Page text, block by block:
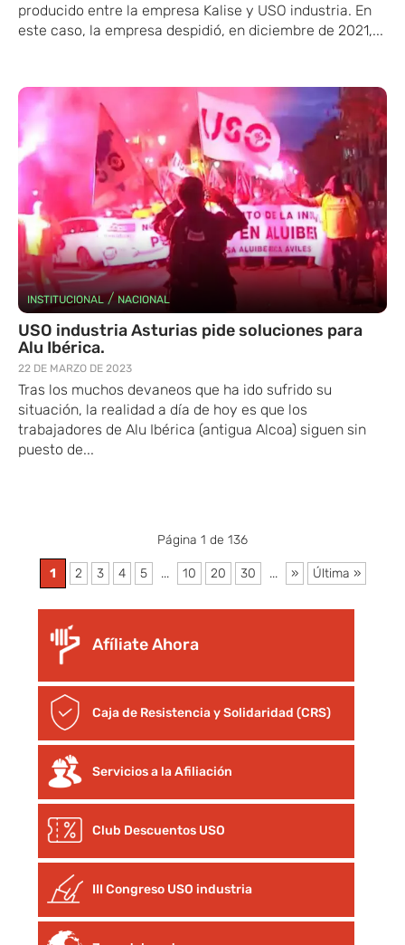
producido entre la empresa Kalise y USO industria. En
este caso, la empresa despidió, en diciembre de 2021,...
INSTITUCIONAL / NACIONAL
USO industria Asturias pide soluciones para
Alu Ibérica.
22 DE MARZO DE 2023
Tras los muchos devaneos que ha ido sufrido su
situación, la realidad a día de hoy es que los
trabajadores de Alu Ibérica (antigua Alcoa) siguen sin
puesto de...
Página 1 de 136
1 2 3 4 5 ... 10 20 30 ... » Última »
Afíliate Ahora
Caja de Resistencia y Solidaridad (CRS)
Servicios a la Afiliación
Club Descuentos USO
III Congreso USO industria